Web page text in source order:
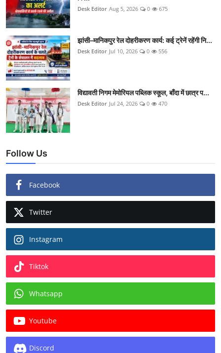
Desk Editor Aug 5, 2026 0 675
झांसी–मानिकपुर रेल दोहरीकरण कार्य: कई ट्रेनें रहेंगी नि...
Desk Editor Jul 10, 2026 0 556
विद्यावती निगम मेमोरियल पब्लिक स्कूल, बाँदा में छात्र प...
Desk Editor Jul 24, 2026 0 470
Follow Us
Facebook
Twitter
Instagram
Tiktok
Whatsapp
Youtube
Discord